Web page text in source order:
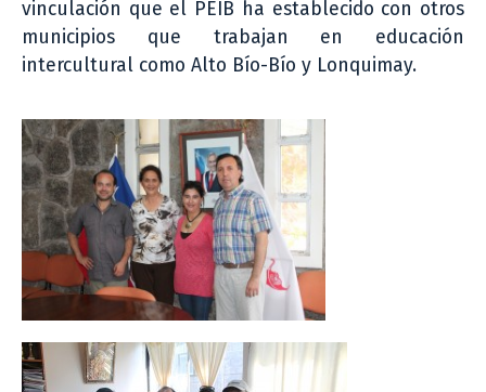
vinculación que el PEIB ha establecido con otros
municipios que trabajan en educación
intercultural como Alto Bío-Bío y Lonquimay.